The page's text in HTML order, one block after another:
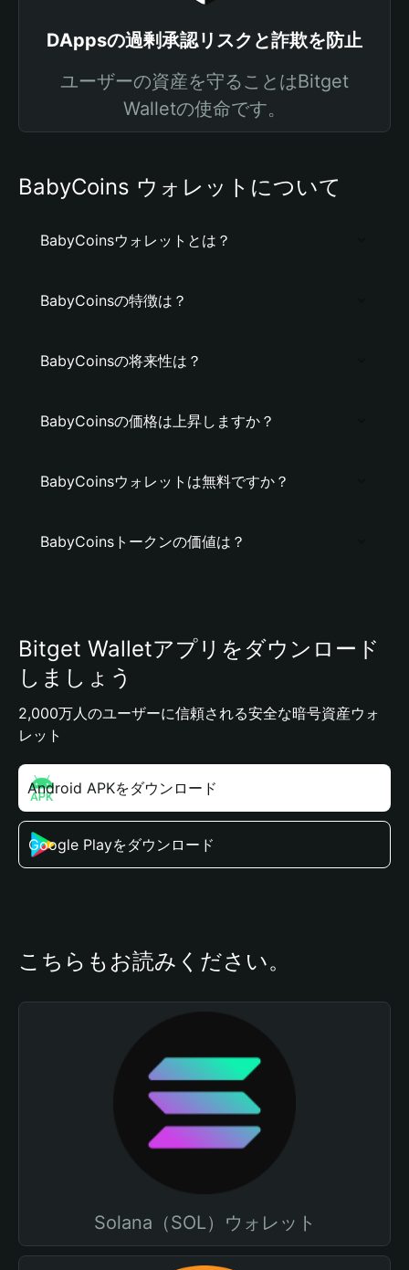
DAppsの過剰承認リスクと詐欺を防止
ユーザーの資産を守ることはBitget
Walletの使命です。
BabyCoins ウォレットについて
BabyCoinsウォレットとは？
BabyCoinsの特徴は？
BabyCoinsの将来性は？
BabyCoinsの価格は上昇しますか？
BabyCoinsウォレットは無料ですか？
BabyCoinsトークンの価値は？
Bitget Walletアプリをダウンロード
しましょう
2,000万人のユーザーに信頼される安全な暗号資産ウォ
レット
Android APKをダウンロード
Google Playをダウンロード
こちらもお読みください。
Solana（SOL）ウォレット